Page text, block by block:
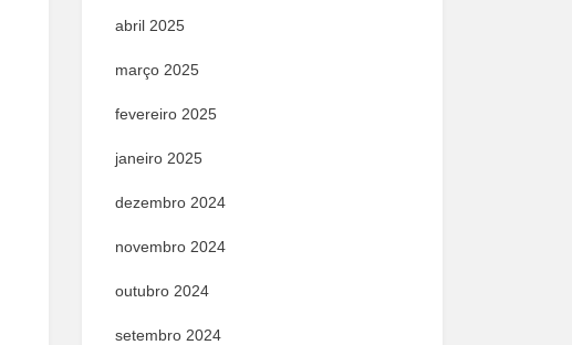
abril 2025
março 2025
fevereiro 2025
janeiro 2025
dezembro 2024
novembro 2024
outubro 2024
setembro 2024